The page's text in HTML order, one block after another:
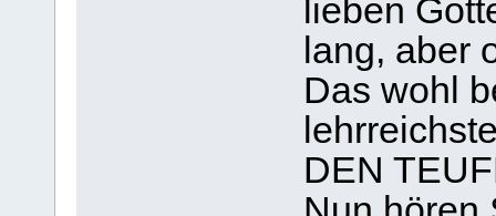
lieben
lang, aber
Das wohl
DEN